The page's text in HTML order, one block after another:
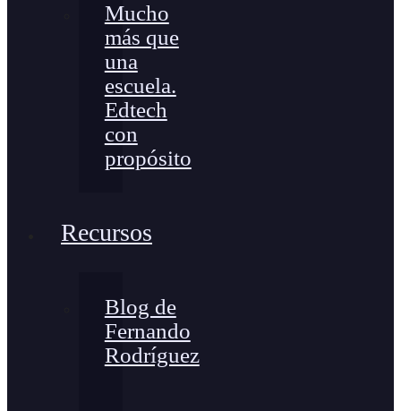
Mucho
más que
una
escuela.
Edtech
con
propósito
Recursos
Blog de
Fernando
Rodríguez